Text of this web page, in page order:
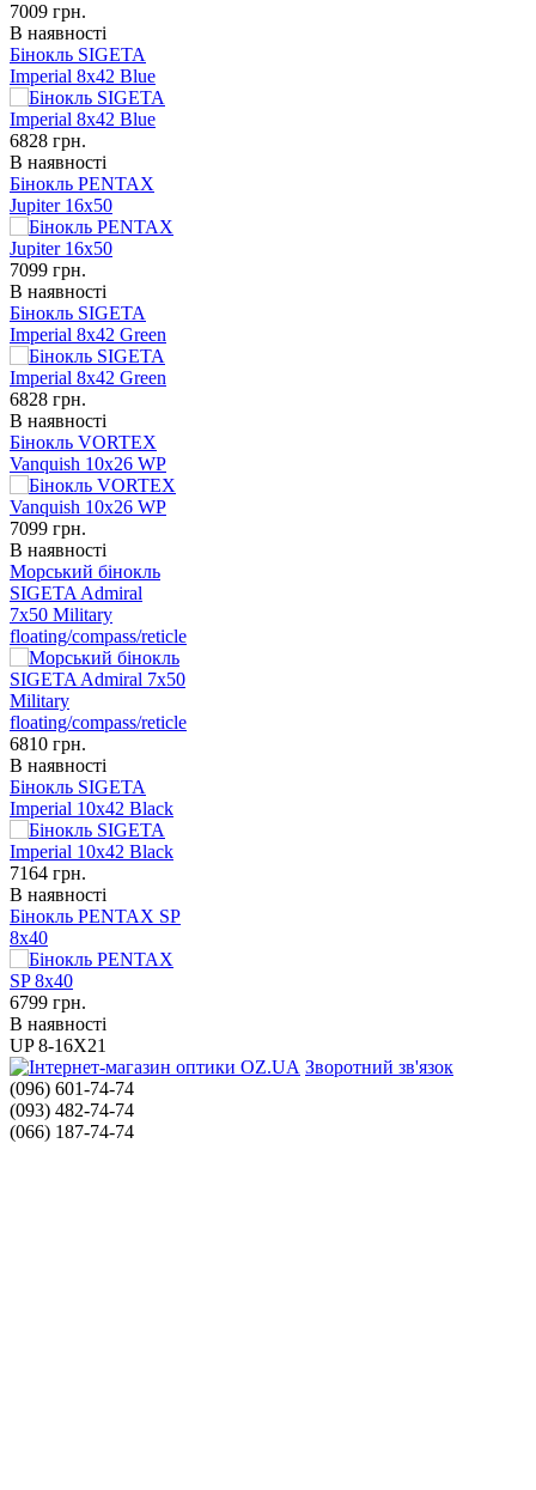
7009 грн.
В наявності
Бінокль SIGETA
Imperial 8x42 Blue
6828 грн.
В наявності
Бінокль PENTAX
Jupiter 16x50
7099 грн.
В наявності
Бінокль SIGETA
Imperial 8x42 Green
6828 грн.
В наявності
Бінокль VORTEX
Vanquish 10x26 WP
7099 грн.
В наявності
Морський бінокль
SIGETA Admiral
7x50 Military
floating/compass/reticle
6810 грн.
В наявності
Бінокль SIGETA
Imperial 10x42 Black
7164 грн.
В наявності
Бінокль PENTAX SP
8x40
6799 грн.
В наявності
UP 8-16X21
Зворотний зв'язок
(096) 601-74-74
(093) 482-74-74
(066) 187-74-74